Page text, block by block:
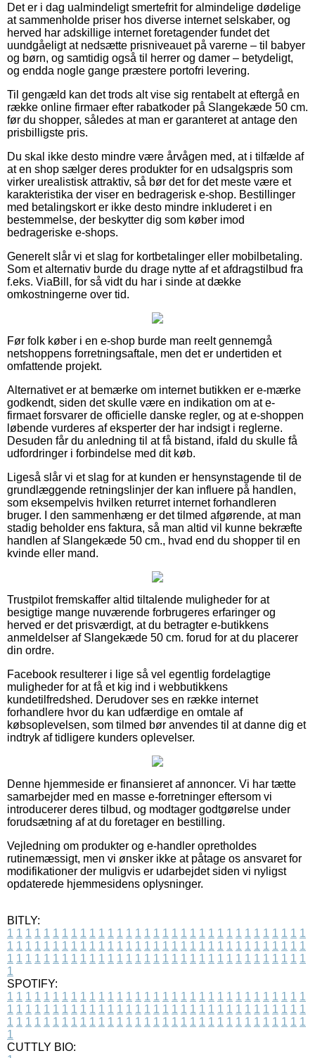
Det er i dag ualmindeligt smertefrit for almindelige dødelige
at sammenholde priser hos diverse internet selskaber, og
herved har adskillige internet foretagender fundet det
uundgåeligt at nedsætte prisniveauet på varerne – til babyer
og børn, og samtidig også til herrer og damer – betydeligt,
og endda nogle gange præstere portofri levering.
Til gengæld kan det trods alt vise sig rentabelt at eftergå en
række online firmaer efter rabatkoder på Slangekæde 50 cm.
før du shopper, således at man er garanteret at antage den
prisbilligste pris.
Du skal ikke desto mindre være årvågen med, at i tilfælde af
at en shop sælger deres produkter for en udsalgspris som
virker urealistisk attraktiv, så bør det for det meste være et
karakteristika der viser en bedragerisk e-shop. Bestillinger
med betalingskort er ikke desto mindre inkluderet i en
bestemmelse, der beskytter dig som køber imod
bedrageriske e-shops.
Generelt slår vi et slag for kortbetalinger eller mobilbetaling.
Som et alternativ burde du drage nytte af et afdragstilbud fra
f.eks. ViaBill, for så vidt du har i sinde at dække
omkostningerne over tid.
Før folk køber i en e-shop burde man reelt gennemgå
netshoppens forretningsaftale, men det er undertiden et
omfattende projekt.
Alternativet er at bemærke om internet butikken er e-mærke
godkendt, siden det skulle være en indikation om at e-
firmaet forsvarer de officielle danske regler, og at e-shoppen
løbende vurderes af eksperter der har indsigt i reglerne.
Desuden får du anledning til at få bistand, ifald du skulle få
udfordringer i forbindelse med dit køb.
Ligeså slår vi et slag for at kunden er hensynstagende til de
grundlæggende retningslinjer der kan influere på handlen,
som eksempelvis hvilken returret internet forhandleren
bruger. I den sammenhæng er det tilmed afgørende, at man
stadig beholder ens faktura, så man altid vil kunne bekræfte
handlen af Slangekæde 50 cm., hvad end du shopper til en
kvinde eller mand.
Trustpilot fremskaffer altid tiltalende muligheder for at
besigtige mange nuværende forbrugeres erfaringer og
herved er det prisværdigt, at du betragter e-butikkens
anmeldelser af Slangekæde 50 cm. forud for at du placerer
din ordre.
Facebook resulterer i lige så vel egentlig fordelagtige
muligheder for at få et kig ind i webbutikkens
kundetilfredshed. Derudover ses en række internet
forhandlere hvor du kan udfærdige en omtale af
købsoplevelsen, som tilmed bør anvendes til at danne dig et
indtryk af tidligere kunders oplevelser.
Denne hjemmeside er finansieret af annoncer. Vi har tætte
samarbejder med en masse e-forretninger eftersom vi
introducerer deres tilbud, og modtager godtgørelse under
forudsætning af at du foretager en bestilling.
Vejledning om produkter og e-handler opretholdes
rutinemæssigt, men vi ønsker ikke at påtage os ansvaret for
modifikationer der muligvis er udarbejdet siden vi nyligst
opdaterede hjemmesidens oplysninger.
BITLY:
1 1 1 1 1 1 1 1 1 1 1 1 1 1 1 1 1 1 1 1 1 1 1 1 1 1 1 1 1 1 1 1 1
1 1 1 1 1 1 1 1 1 1 1 1 1 1 1 1 1 1 1 1 1 1 1 1 1 1 1 1 1 1 1 1 1
1 1 1 1 1 1 1 1 1 1 1 1 1 1 1 1 1 1 1 1 1 1 1 1 1 1 1 1 1 1 1 1 1
1
SPOTIFY:
1 1 1 1 1 1 1 1 1 1 1 1 1 1 1 1 1 1 1 1 1 1 1 1 1 1 1 1 1 1 1 1 1
1 1 1 1 1 1 1 1 1 1 1 1 1 1 1 1 1 1 1 1 1 1 1 1 1 1 1 1 1 1 1 1 1
1 1 1 1 1 1 1 1 1 1 1 1 1 1 1 1 1 1 1 1 1 1 1 1 1 1 1 1 1 1 1 1 1
1
CUTTLY BIO: